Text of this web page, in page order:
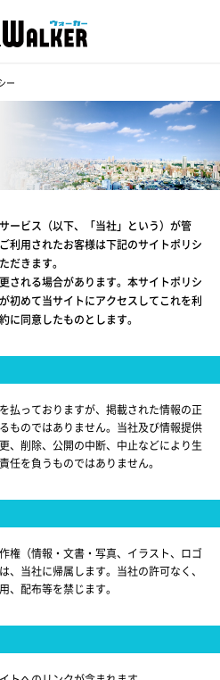
ー
ービス（以下、「当社」という）が管
利用されたお客様は下記のサイトポリシ
だきます。
される場合があります。本サイトポリシ
初めて当サイトにアクセスしてこれを利
に同意したものとします。
払っておりますが、掲載された情報の正
ものではありません。当社及び情報提供
、削除、公開の中断、中止などにより生
任を負うものではありません。
権（情報・文書・写真、イラスト、ロゴ
、当社に帰属します。当社の許可なく、
、配布等を禁じます。